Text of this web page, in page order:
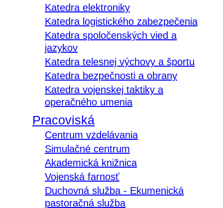
Katedra elektroniky
Katedra logistického zabezpečenia
Katedra spoločenských vied a
jazykov
Katedra telesnej výchovy a športu
Katedra bezpečnosti a obrany
Katedra vojenskej taktiky a
operačného umenia
Pracoviská
Centrum vzdelávania
Simulačné centrum
Akademická knižnica
Vojenská farnosť
Duchovná služba - Ekumenická
pastoračná služba